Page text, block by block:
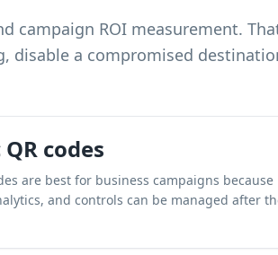
campaign ROI measurement.
disable a compromised
codes
are best for business campaigns because
and controls can be managed after